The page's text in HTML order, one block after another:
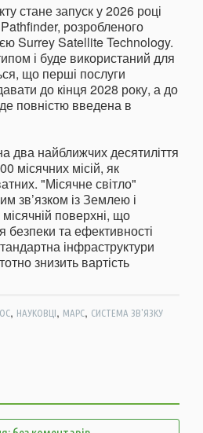
стане запуск у 2026 році
розробленого
Surrey Satellite Technology.
і буде використаний для
що перші послуги
до кінця 2028 року, а до
повністю введена в
два найближчих десятиліття
місячних місій, як
"Місячне світло"
зв’язком із Землею і
поверхні, що
та ефективності
інфраструктури
знизить вартість
, НАУКОВЦІ, МАРС, СИСТЕМА ЗВ'ЯЗКУ